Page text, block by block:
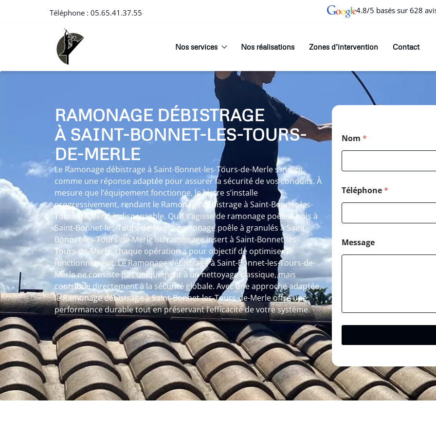
Téléphone : 05.65.41.37.55 4.8/5 basés sur 628
Nos services Nos réalisations Zones d’intervention Contact
RAMONAGE DÉBISTRAGE
À SAINT-BONNET-LES-TOURS-
DE-MERLE
Le Ramonage débistrage à Saint-Bonnet-les-Tours-de-Merle s’inscrit
comme une réponse adaptée pour assurer la sécurité de vos conduits. À
mesure que l’équipement fonctionne, le bistre s’installe
progressivement, rendant le Ramonage débistrage à Saint-Bonnet-les-
Tours-de-Merle indispensable. Qu’il s’agisse de ramonage poêle à bois à
Saint-Bonnet-les-Tours-de-Merle, ramonage poêle à granulés à Saint-
Bonnet-les-Tours-de-Merle ou ramonage insert à Saint-Bonnet-les-
Tours-de-Merle, chaque opération a pour objectif de optimiser le
fonctionnement. Le Ramonage débistrage à Saint-Bonnet-les-Tours-de-
Merle ne consiste pas uniquement à un nettoyage classique, mais
contribue directement à la sécurité globale. Avec une approche adaptée,
le Ramonage débistrage à Saint-Bonnet-les-Tours-de-Merle offre une
performance durable tout en préservant l’efficacité de votre système.
Nom *
Téléphone*
Message